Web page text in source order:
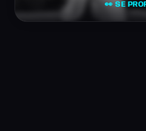
👀 SE